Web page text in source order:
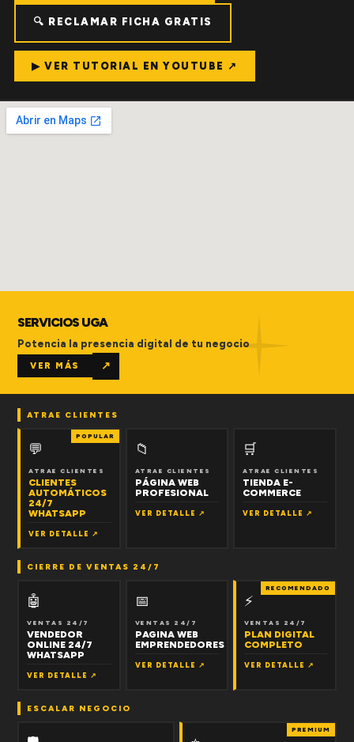
🔍 RECLAMAR FICHA GRATIS
▶ VER TUTORIAL EN YOUTUBE ↗
SERVICIOS UGA
Potencia la presencia digital de tu negocio
VER MÁS ↗
ATRAE CLIENTES
POPULAR
💬
ATRAE CLIENTES
CLIENTES
AUTOMÁTICOS
24/7
WHATSAPP
VER DETALLE ↗
📁
ATRAE CLIENTES
PÁGINA WEB
PROFESIONAL
VER DETALLE ↗
🛒
ATRAE CLIENTES
TIENDA E-
COMMERCE
VER DETALLE ↗
CIERRE DE VENTAS 24/7
🤖
VENTAS 24/7
VENDEDOR
ONLINE 24/7
WHATSAPP
VER DETALLE ↗
📅
VENTAS 24/7
PAGINA WEB
EMPRENDEDORES
VER DETALLE ↗
RECOMENDADO
⚡
VENTAS 24/7
PLAN DIGITAL
COMPLETO
VER DETALLE ↗
ESCALAR NEGOCIO
PREMIUM